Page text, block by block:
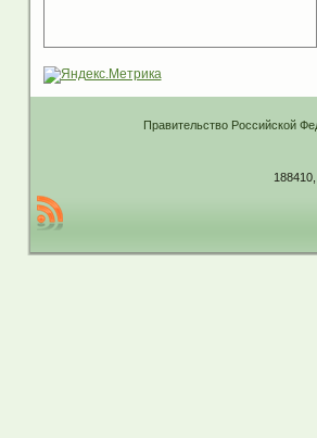
Правительство Российской